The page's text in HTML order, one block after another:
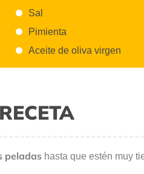
Sal
Pimienta
Aceite de oliva virgen
peladas hasta que estén muy